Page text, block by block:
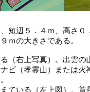
短辺５．４ｍ、高さ０
９ｍの大きさである
（右上写真）。出雲の
ビ（孝霊山）または火
ている（左上図）。首